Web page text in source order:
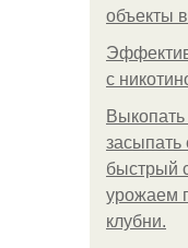
объекты
с
Выкопать
быстрый
урожаем
клубни.